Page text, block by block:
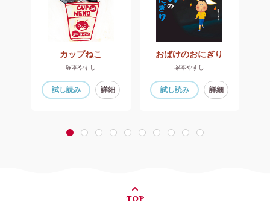
カップねこ
塚本やすし
試し読み 詳細
おばけのおにぎり
塚本やすし
試し読み 詳細
1 2 3 4 5 6 7 8 9 10
TOP